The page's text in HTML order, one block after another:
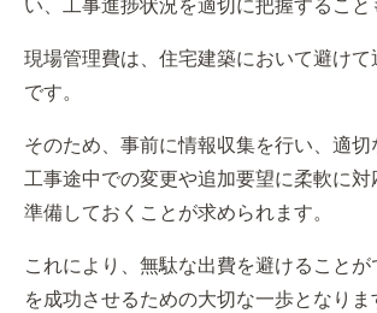
現場管理費は、住宅建築において避けて
です。
そのため、事前に情報収集を行い、適切
工事途中での変更や追加要望に柔軟に
準備しておくことが求められます。
これにより、無駄な出費を避けること
を成功させるための大切な一歩となりま